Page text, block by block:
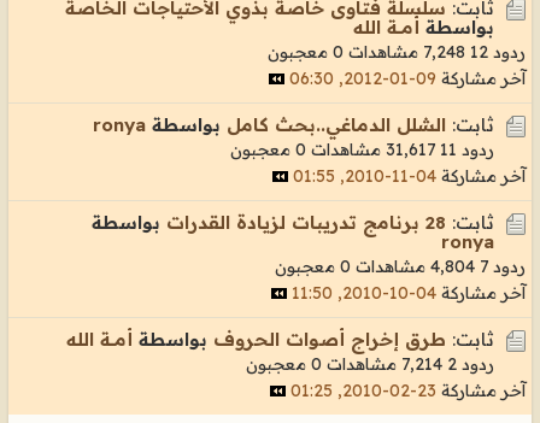
ثابت: سلسلة فتاوى خاصة بذوي الأحتياجات الخاصة
بواسطة أمـــة الله
ردود 12 7,248 مشاهدات
0 معجبون
آخر مشاركة 09-01-2012, 06:30
ثابت: الشلل الدماغي..بحث كامل بواسطة ronya
ردود 11 31,617 مشاهدات
0 معجبون
آخر مشاركة 04-11-2010, 01:55
ثابت: 28 برنامج تدريبات لزيادة القدرات
بواسطة
ronya
ردود 7 4,804 مشاهدات
0 معجبون
آخر مشاركة 04-10-2010, 11:50
ثابت: طرق إخراج أصوات الحروف بواسطة أمـــة الله
ردود 2 7,214 مشاهدات
0 معجبون
آخر مشاركة 23-02-2010, 01:25